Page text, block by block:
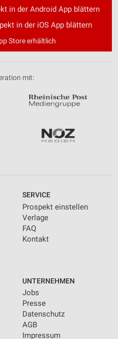
in der Android App blättern
in der iOS App blättern
Store erhältlich
mit:
SERVICE
Prospekt einstellen
Verlage
FAQ
Kontakt
UNTERNEHMEN
Jobs
Presse
Datenschutz
AGB
Impressum